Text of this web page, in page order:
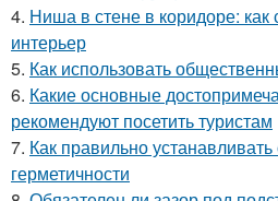
4. Ниша в стене в коридоре: как
интерьер
5. Как использовать
6. Какие основные
рекомендуют посетить туристам
7. Как правильно
герметичности